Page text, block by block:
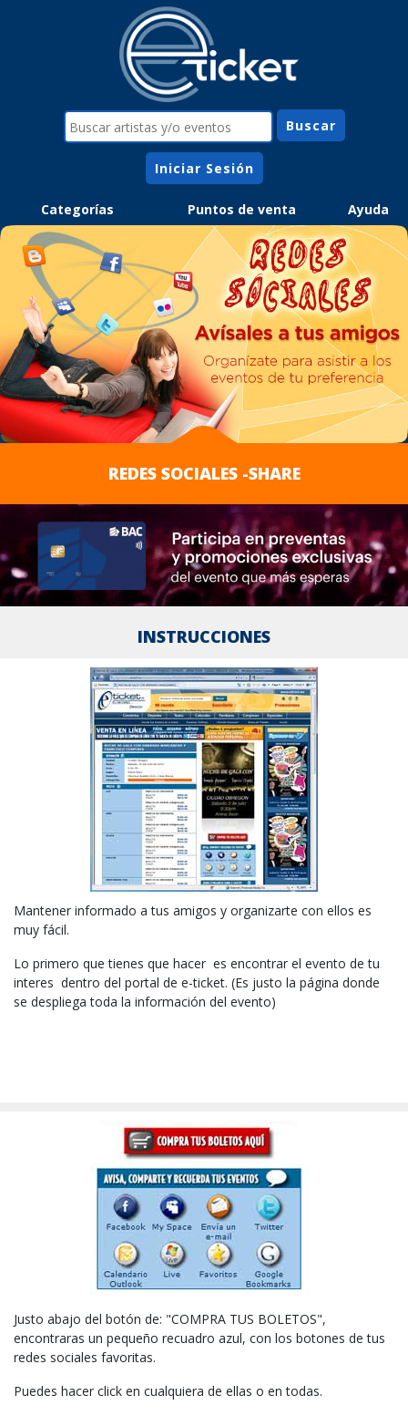
Iniciar Sesión
Categorías Puntos de venta Ayuda
REDES SOCIALES -SHARE
INSTRUCCIONES
Mantener informado a tus amigos y organizarte con ellos es
muy fácil.
Lo primero que tienes que hacer es encontrar el evento de tu
interes dentro del portal de e-ticket. (Es justo la página donde
se despliega toda la información del evento)
Justo abajo del botón de: "COMPRA TUS BOLETOS",
encontraras un pequeño recuadro azul, con los botones de tus
redes sociales favoritas.
Puedes hacer click en cualquiera de ellas o en todas.